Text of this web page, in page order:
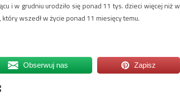
i w grudniu urodziło się ponad 11 tys. dzieci więcej niż w
wszedł w życie ponad 11 miesięcy temu.
Obserwuj nas Zapisz